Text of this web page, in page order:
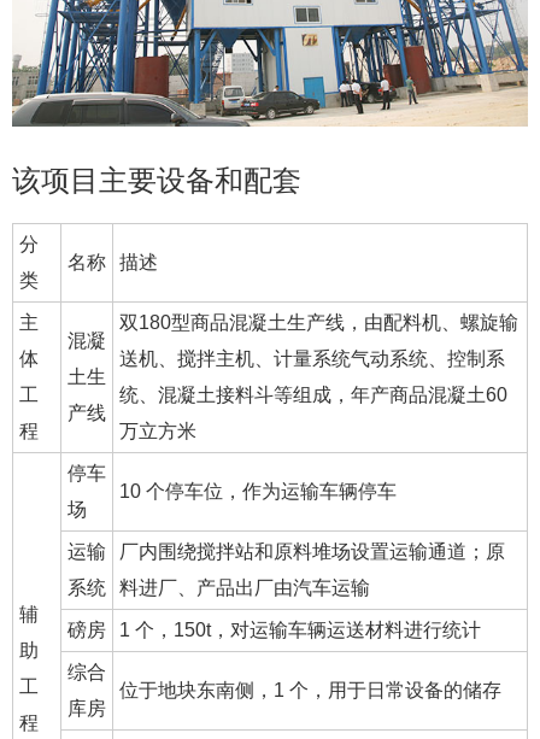
该项目主要设备和配套
分
类
名称 描述
主
体
工
程
混凝
土生
产线
双180型商品混凝土生产线，由配料机、螺旋输
送机、搅拌主机、计量系统气动系统、控制系
统、混凝土接料斗等组成，年产商品混凝土60
万立方米
辅
助
工
程
停车
场
10 个停车位，作为运输车辆停车
运输
系统
厂内围绕搅拌站和原料堆场设置运输通道；原
料进厂、产品出厂由汽车运输
磅房 1 个，150t，对运输车辆运送材料进行统计
综合
库房
位于地块东南侧，1 个，用于日常设备的储存